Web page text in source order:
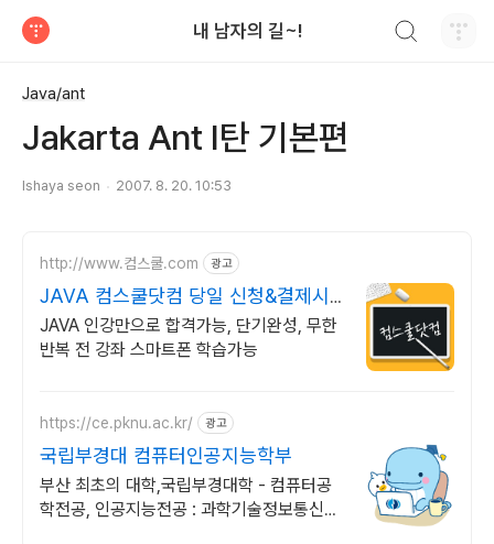
내 남자의 길~!
Java/ant
Jakarta Ant I탄 기본편
Ishaya seon 2007. 8. 20. 10:53
http://www.컴스쿨.com 광고
JAVA 컴스쿨닷컴 당일 신청&결제시
기프티콘!
JAVA 인강만으로 합격가능, 단기완성, 무한
반복 전 강좌 스마트폰 학습가능
https://ce.pknu.ac.kr/ 광고
국립부경대 컴퓨터인공지능학부
부산 최초의 대학,국립부경대학 - 컴퓨터공
학전공, 인공지능전공 : 과학기술정보통신부